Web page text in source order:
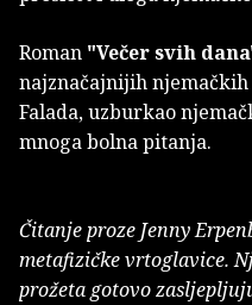
Roman "Večer svih
najznačajnijih
Falada, uzburkao
mnoga bolna pitanja.
Čitanje proze Jenny
metafizičke vrtoglavice.
prožeta gotovo